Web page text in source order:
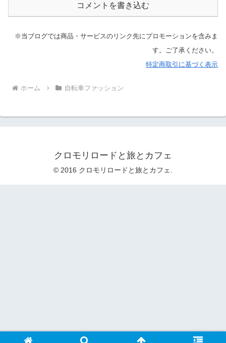
コメントを書き込む
※当ブログでは商品・サービスのリンク先にプロモーションを含みま
す。ご了承ください。
特定商取引に基づく表示
ホーム 自転車ファッション
クロモリロードと旅とカフェ
© 2016 クロモリロードと旅とカフェ.